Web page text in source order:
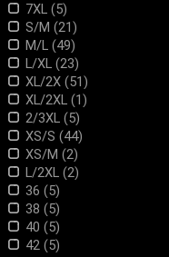
7XL (5)
S/M (21)
M/L (49)
L/XL (23)
XL/2X (51)
XL/2XL (1)
2/3XL (5)
XS/S (44)
XS/M (2)
L/2XL (2)
36 (5)
38 (5)
40 (5)
42 (5)